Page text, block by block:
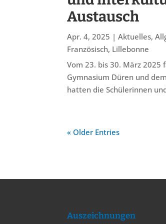
Austausch
Apr. 4, 2025 |Aktuelles,
Französisch, Lillebonne
Vom 23. bis 30. März 2025
Gymnasium Düren und
hatten die Schülerinnen
« Older Entries
Auszeichnungen